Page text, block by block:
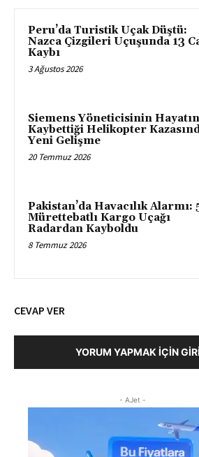
Peru’da Turistik Uçak Düştü:
Nazca Çizgileri Uçuşunda 13
Kaybı
3 Ağustos 2026
Siemens Yöneticisinin
Kaybettiği Helikopter
Yeni Gelişme
20 Temmuz 2026
Pakistan’da Havacılık Alarmı:
Mürettebatlı Kargo Uçağı
Radardan Kayboldu
8 Temmuz 2026
CEVAP VER
YORUM YAPMAK İÇIN
- AJet -